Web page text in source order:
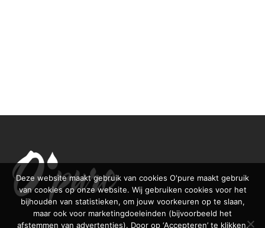
Deze website maakt gebruik van cookies O'pure maakt gebruik
van cookies op onze website. Wij gebruiken cookies voor het
bijhouden van statistieken, om jouw voorkeuren op te slaan,
maar ook voor marketingdoeleinden (bijvoorbeeld het
afstemmen van advertenties). Door op ‘Accepteren’ te klikken,